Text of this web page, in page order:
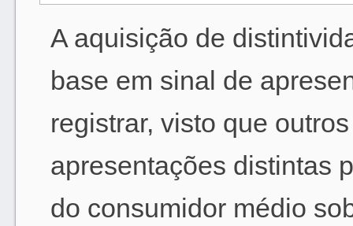
A aquisição de
base em sinal de
registrar, visto que
apresentações distintas
do consumidor médio